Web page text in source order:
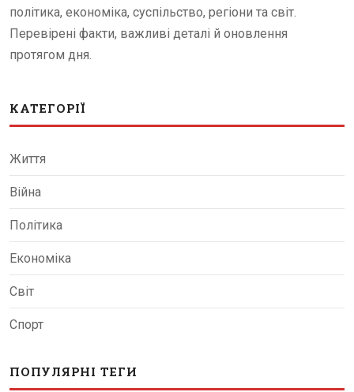
політика, економіка, суспільство, регіони та світ.
Перевірені факти, важливі деталі й оновлення
протягом дня.
КАТЕГОРІЇ
Життя
Війна
Політика
Економіка
Світ
Спорт
ПОПУЛЯРНІ ТЕГИ